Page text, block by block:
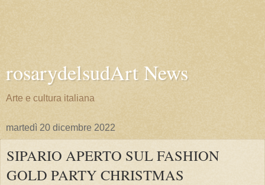
rosarydelsudArt News
Arte e cultura italiana
martedì 20 dicembre 2022
SIPARIO APERTO SUL FASHION
GOLD PARTY CHRISTMAS